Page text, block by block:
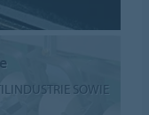
SOWIE